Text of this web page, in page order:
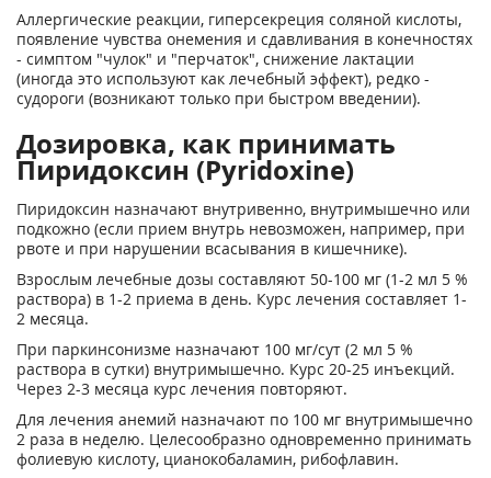
Аллергические реакции, гиперсекреция соляной кислоты,
появление чувства онемения и сдавливания в конечностях
- симптом "чулок" и "перчаток", снижение лактации
(иногда это используют как лечебный эффект), редко -
судороги (возникают только при быстром введении).
Дозировка, как принимать
Пиридоксин (Pyridoxine)
Пиридоксин назначают внутривенно, внутримышечно или
подкожно (если прием внутрь невозможен, например, при
рвоте и при нарушении всасывания в кишечнике).
Взрослым лечебные дозы составляют 50-100 мг (1-2 мл 5 %
раствора) в 1-2 приема в день. Курс лечения составляет 1-
2 месяца.
При паркинсонизме назначают 100 мг/сут (2 мл 5 %
раствора в сутки) внутримышечно. Курс 20-25 инъекций.
Через 2-3 месяца курс лечения повторяют.
Для лечения анемий назначают по 100 мг внутримышечно
2 раза в неделю. Целесообразно одновременно принимать
фолиевую кислоту, цианокобаламин, рибофлавин.